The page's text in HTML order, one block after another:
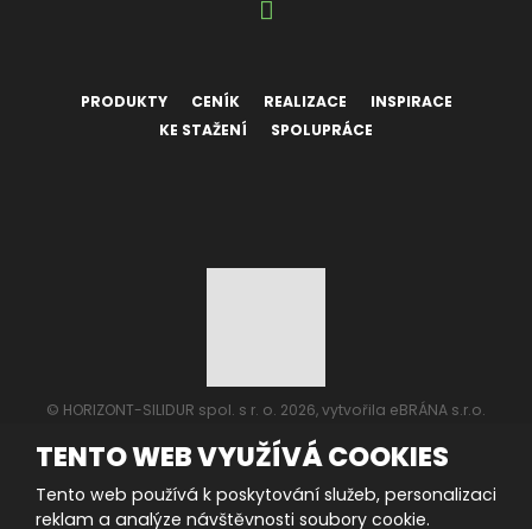
PRODUKTY CENÍK REALIZACE
INSPIRACE
KE STAŽENÍ
SPOLUPRÁCE
© HORIZONT-SILIDUR spol. s r. o. 2026, vytvořila eBRÁNA s.r.o.
Podmínky použití
VYROBILA
TENTO WEB VYUŽÍVÁ COOKIES
Tento web používá k poskytování služeb, personalizaci
reklam a analýze návštěvnosti soubory cookie.